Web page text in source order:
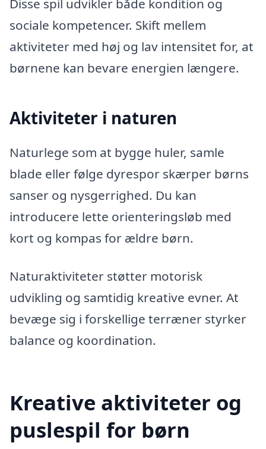
Disse spil udvikler både kondition og
sociale kompetencer. Skift mellem
aktiviteter med høj og lav intensitet for, at
børnene kan bevare energien længere.
Aktiviteter i naturen
Naturlege som at bygge huler, samle
blade eller følge dyrespor skærper børns
sanser og nysgerrighed. Du kan
introducere lette orienteringsløb med
kort og kompas for ældre børn.
Naturaktiviteter støtter motorisk
udvikling og samtidig kreative evner. At
bevæge sig i forskellige terræner styrker
balance og koordination.
Kreative aktiviteter og
puslespil for børn